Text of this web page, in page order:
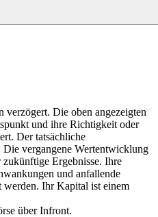
Die oben angezeigten
und ihre Richtigkeit oder
Der tatsächliche
vergangene Wertentwicklung
Ergebnisse. Ihre
und anfallende
werden. Ihr Kapital ist einem
über Infront.